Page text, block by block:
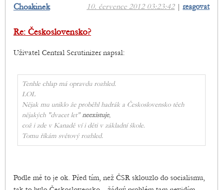
10. července 2012 03:23:42| reagovat
Choakinek
Re: Československo?
Uživatel Central Scrutinizer napsal:
Tenhle chlap má opravdu rozhled.
LOL
Nějak mu uniklo že proběhl hadrák a Československo těch
nějakých "dvacet let"neexistuje,
což i zde v Kanadě ví i děti v základní škole.
Tomu říkám světový rozhled.
Podle mě to je ok. Před tím, než ČSR sklouzlo do socialismu,